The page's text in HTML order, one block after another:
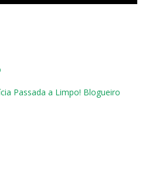
Passada a Limpo! Blogueiro